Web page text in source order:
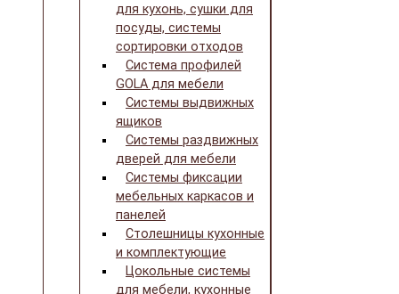
для кухонь, сушки для
посуды, системы
сортировки отходов
Система профилей
GOLA для мебели
Системы выдвижных
ящиков
Системы раздвижных
дверей для мебели
Системы фиксации
мебельных каркасов и
панелей
Столешницы кухонные
и комплектующие
Цокольные системы
для мебели, кухонные